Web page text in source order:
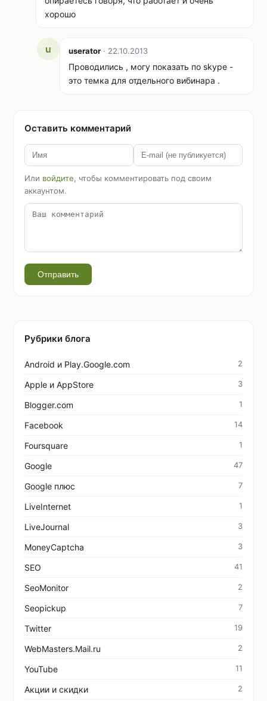
хорошо
u userator · 22.10.2013
Проводились , могу показать по skype -
это темка для отдельного вибинара .
Оставить комментарий
Или войдите, чтобы комментировать под своим
аккаунтом.
Отправить
Рубрики блога
Android и Play.Google.com 2
Apple и AppStore 3
Blogger.com 1
Facebook 14
Foursquare 1
Google 47
Google плюс 7
LiveInternet 1
LiveJournal 3
MoneyCaptcha 3
SEO 41
SeoMonitor 2
Seopickup 7
Twitter 19
WebMasters.Mail.ru 2
YouTube 11
Акции и скидки 2